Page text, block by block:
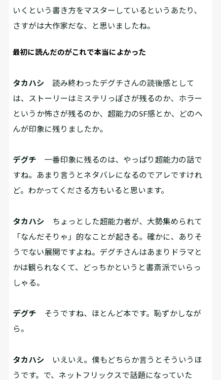
いくという書き方をマスターしているというあたり、
さすがは大作家だな、と思いましたね。
最初に読んだのがこれで本当によかった
タカハシ 読み終わったデグチさんの読後感として
は、ストーリーはミステリっぽさが残るのか、ホラー
というか怖さが残るのか、超能力のSF感とか、どのへ
んが印象に残りましたか。
デグチ 一番印象に残るのは、やっぱり超能力の話で
すね。あまり言うとネタバレになるのでアレですけれ
ど。わかってくださる方もいると思います。
タカハシ ちょっとした超能力者が、大勢集められて
「なんだそりゃ」的なことが起きる。確かに、ありそ
うでない展開ですよね。デグチさんはあまりドラマと
かは観られなくて、どっちかというと書斎派でいらっ
しゃる。
デグチ そうですね、ほとんど本です。恥ずかしなが
ら。
タカハシ いえいえ。僕もどちらか言うとそういうほ
うです。で、ネットフリックスで話題になっていた